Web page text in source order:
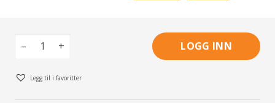
– + LOGG INN
Legg til i favoritter